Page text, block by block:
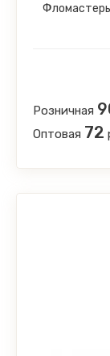
Розничная
Оптовая 72